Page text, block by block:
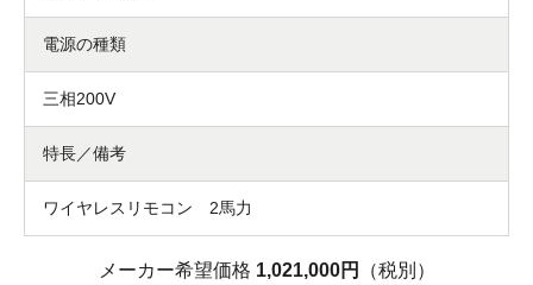
電源の種類
三相200V
特長／備考
ワイヤレスリモコン 2馬力
メーカー希望価格 1,021,000円 （税別）